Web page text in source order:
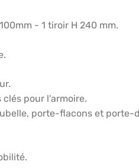
- 1 tiroir H 240 mm.
pour l'armoire.
porte-flacons et porte-